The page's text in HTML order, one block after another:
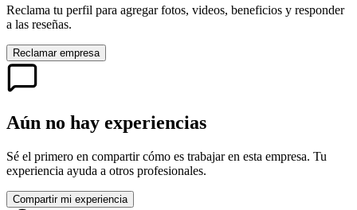
Reclama tu perfil para agregar fotos, videos, beneficios y responder
a las reseñas.
Reclamar empresa
Aún no hay experiencias
Sé el primero en compartir cómo es trabajar en esta empresa. Tu
experiencia ayuda a otros profesionales.
Compartir mi experiencia